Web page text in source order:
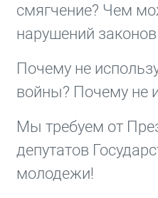
смягчение? Чем
нарушений
Почему не
войны? Почему не
Мы требуем от
депутатов
молодежи!